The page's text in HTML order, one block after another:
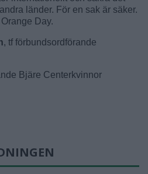
länder. För en sak är säker.
Day.
, tf förbundsordförande
Bjäre Centerkvinnor